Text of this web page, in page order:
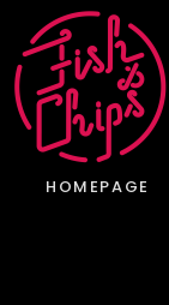
HOMEPAGE